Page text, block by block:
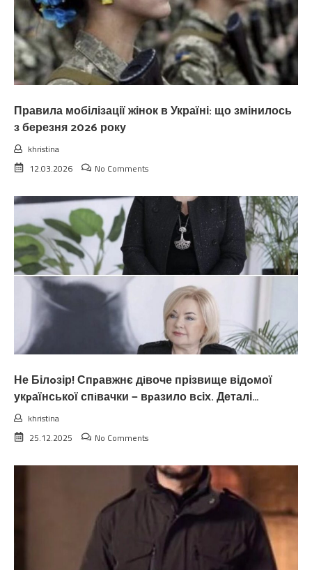
Правила мобілізації жінок в Україні: що змінилось
з березня 2026 року
khristina
12.03.2026
No Comments
Не Білoзір! Спpавжнє дiвоче прізвище відoмої
укpаїнської спiвачки — вpазило вcіх. Деталі…
khristina
25.12.2025
No Comments